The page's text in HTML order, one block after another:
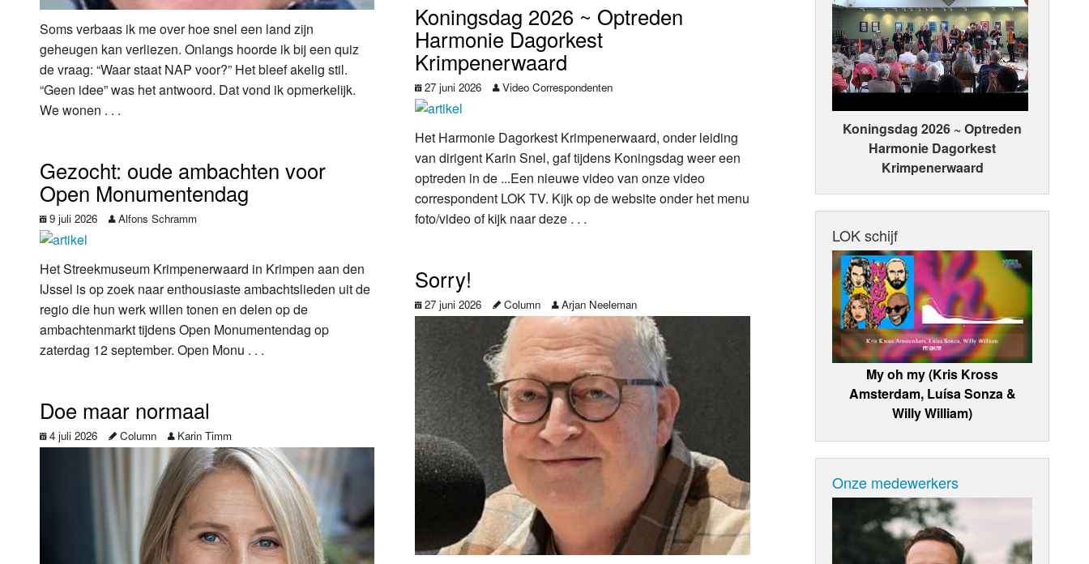
Soms verbaas ik me over hoe snel een land zijn
geheugen kan verliezen. Onlangs hoorde ik bij een quiz
de vraag: “Waar staat NAP voor?” Het bleef akelig stil.
“Geen idee” was het antwoord. Dat vond ik opmerkelijk.
We wonen . . .
Gezocht: oude ambachten voor
Open Monumentendag
9 juli 2026 Alfons Schramm
Het Streekmuseum Krimpenerwaard in Krimpen aan den
IJssel is op zoek naar enthousiaste ambachtslieden uit de
regio die hun werk willen tonen en delen op de
ambachtenmarkt tijdens Open Monumentendag op
zaterdag 12 september. Open Monu . . .
Doe maar normaal
4 juli 2026 Column Karin Timm
Koningsdag 2026 ~ Optreden
Harmonie Dagorkest
Krimpenerwaard
27 juni 2026 Video Correspondenten
Het Harmonie Dagorkest Krimpenerwaard, onder leiding
van dirigent Karin Snel, gaf tijdens Koningsdag weer een
optreden in de ...Een nieuwe video van onze video
correspondent LOK TV. Kijk op de website onder het menu
foto/video of kijk naar deze . . .
Sorry!
27 juni 2026 Column Arjan Neeleman
Koningsdag 2026 ~ Optreden
Harmonie Dagorkest
Krimpenerwaard
LOK schijf
My oh my (Kris Kross
Amsterdam, Luísa Sonza &
Willy William)
Onze medewerkers